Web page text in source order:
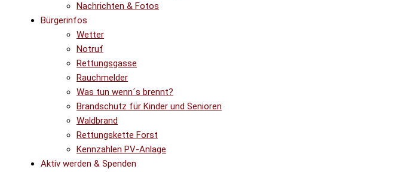
Nachrichten & Fotos
Bürgerinfos
Wetter
Notruf
Rettungsgasse
Rauchmelder
Was tun wenn´s brennt?
Brandschutz für Kinder und Senioren
Waldbrand
Rettungskette Forst
Kennzahlen PV-Anlage
Aktiv werden & Spenden